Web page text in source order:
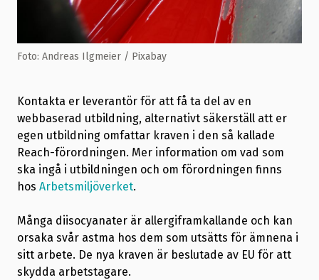
Foto: Andreas Ilgmeier / Pixabay
Kontakta er leverantör för att få ta del av en
webbaserad utbildning, alternativt säkerställ att er
egen utbildning omfattar kraven i den så kallade
Reach-förordningen. Mer information om vad som
ska ingå i utbildningen och om förordningen finns
hos Arbetsmiljöverket.
Många diisocyanater är allergiframkallande och kan
orsaka svår astma hos dem som utsätts för ämnena i
sitt arbete. De nya kraven är beslutade av EU för att
skydda arbetstagare.